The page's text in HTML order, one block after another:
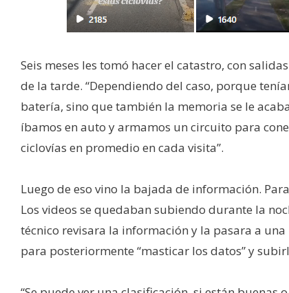
Seis meses les tomó hacer el catastro, con
de la tarde. “Dependiendo del caso, porque
batería, sino que también la memoria se le
íbamos en auto y armamos un circuito para
ciclovías en promedio en cada visita”.
Luego de eso vino la bajada de información.
Los videos se quedaban subiendo durante la
técnico revisara la información y la pasara a
para posteriormente “masticar los datos” y